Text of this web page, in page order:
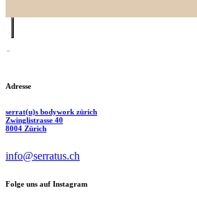
Adresse
serrat(u)s bodywork zürich
Zwinglistrasse 40
8004 Zürich
info@serratus.ch
Folge uns auf Instagram